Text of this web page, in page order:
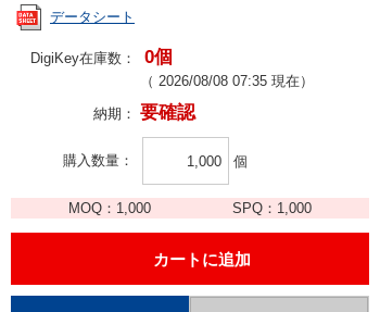
データシート
DigiKey在庫数： 0個
（ 2026/08/08 07:35 現在）
納期： 要確認
購入数量 個
MOQ： 1,000 SPQ： 1,000